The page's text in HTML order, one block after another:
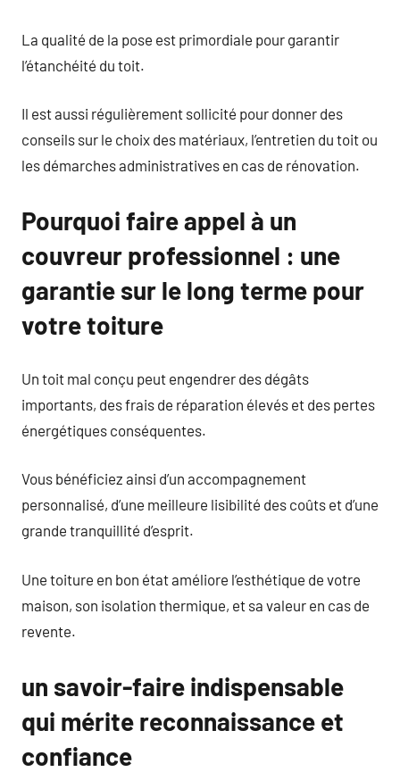
La qualité de la pose est primordiale pour garantir
l’étanchéité du toit.
Il est aussi régulièrement sollicité pour donner des
conseils sur le choix des matériaux, l’entretien du toit ou
les démarches administratives en cas de rénovation.
Pourquoi faire appel à un
couvreur professionnel : une
garantie sur le long terme pour
votre toiture
Un toit mal conçu peut engendrer des dégâts
importants, des frais de réparation élevés et des pertes
énergétiques conséquentes.
Vous bénéficiez ainsi d’un accompagnement
personnalisé, d’une meilleure lisibilité des coûts et d’une
grande tranquillité d’esprit.
Une toiture en bon état améliore l’esthétique de votre
maison, son isolation thermique, et sa valeur en cas de
revente.
un savoir-faire indispensable
qui mérite reconnaissance et
confiance